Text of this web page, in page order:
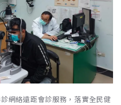
網絡遠距會診服務，落實全民健